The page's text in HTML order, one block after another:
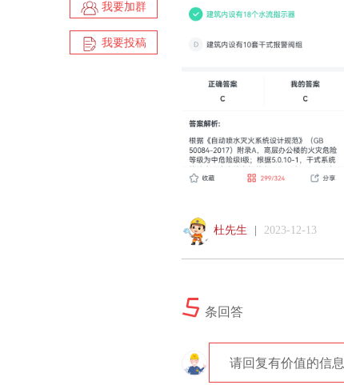
我要加群
我要投稿
杜先生 2023-12-13
5 条回答
请回复有价值的信息